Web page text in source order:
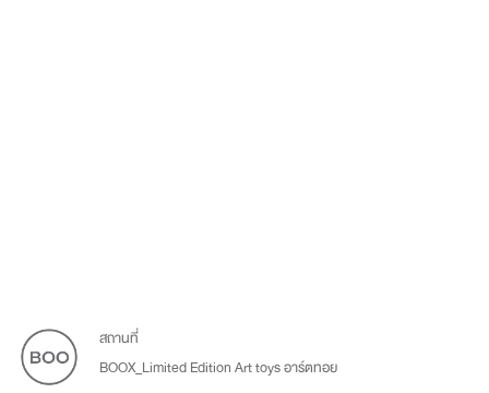
สถานที่
BOOX_Limited Edition Art toys อาร์ตทอย